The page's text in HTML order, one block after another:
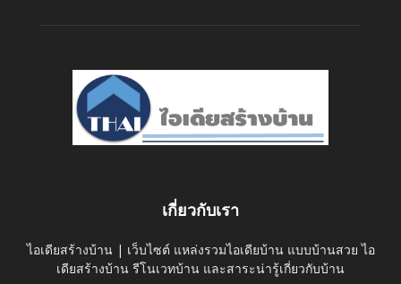
เกี่ยวกับเรา
ไอเดียสร้างบ้าน | เว็บไซต์ แหล่งรวมไอเดียบ้าน แบบบ้านสวย ไอ
เดียสร้างบ้าน รีโนเวทบ้าน และสาระน่ารู้เกี่ยวกับบ้าน